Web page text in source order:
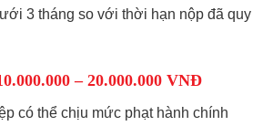
3 tháng so với thời hạn nộp đã quy
– 20.000.000 VNĐ
có thể chịu mức phạt hành chính